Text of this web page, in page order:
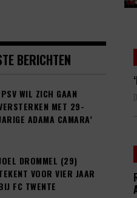
BERICHTEN
WIL ZICH GAAN
MET 29-
ADAMA CAMARA’
DROMMEL (29)
VOOR VIER JAAR
FC TWENTE